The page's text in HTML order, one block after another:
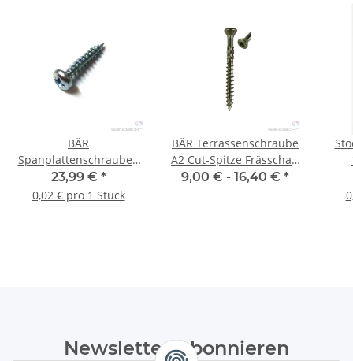
BÄR
Spanplattenschrauben
Pan Head (PZD) 4,0 x 16
mm - 1.000 Stück
23,99 € *
0,02 € pro 1 Stück
BÄR Terrassenschraube
A2 Cut-Spitze Frässchaft
T25 - diverse Varianten
9,00 € - 16,40 € *
Newsletter Abonnieren